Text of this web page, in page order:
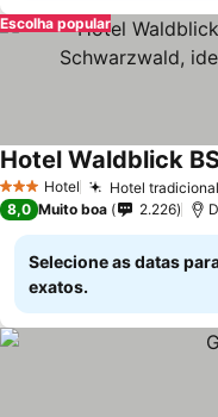
Escolha popular
3 EstrelasHotel Hotel
Ver preços
8,0 Muito boa 2.226
Selecione as datas
exatos.